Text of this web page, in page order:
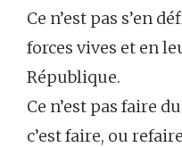
Ce n’est pas s’en
forces vives et en
République.
Ce n’est pas faire
c’est faire, ou